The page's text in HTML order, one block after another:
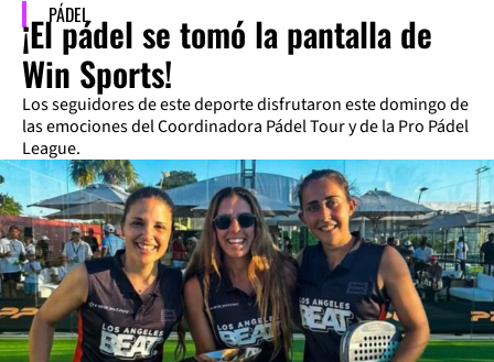
PÁDEL
¡El pádel se tomó la pantalla de
Win Sports!
Los seguidores de este deporte disfrutaron este domingo de
las emociones del Coordinadora Pádel Tour y de la Pro Pádel
League.